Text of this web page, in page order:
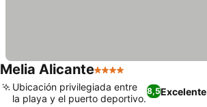
Melia Alicante4 Estrellas
8,5Excelente
Ubicación privilegiada entre
la playa y el puerto deportivo.